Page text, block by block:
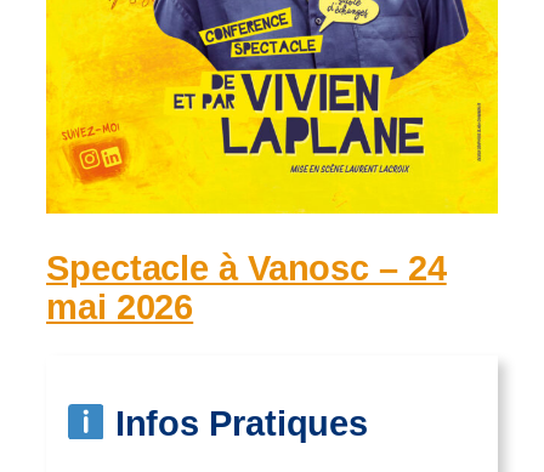
Spectacle à Vanosc – 24
mai 2026
Infos Pratiques